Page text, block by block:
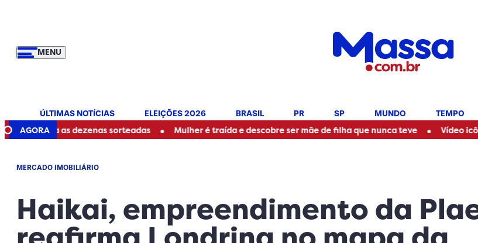
MENU
ÚLTIMAS NOTÍCIAS ELEIÇÕES 2026 BRASIL PR SP MUNDO TEMPO
AGORA
as dezenas sorteadas • Mulher é traída e descobre ser mãe de filha que nunca teve • Vídeo icônico de
MERCADO IMOBILIÁRIO
Haikai, empreendimento da